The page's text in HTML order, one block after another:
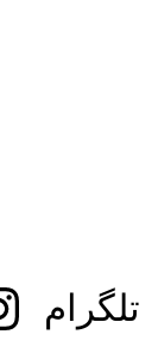
تلگرام